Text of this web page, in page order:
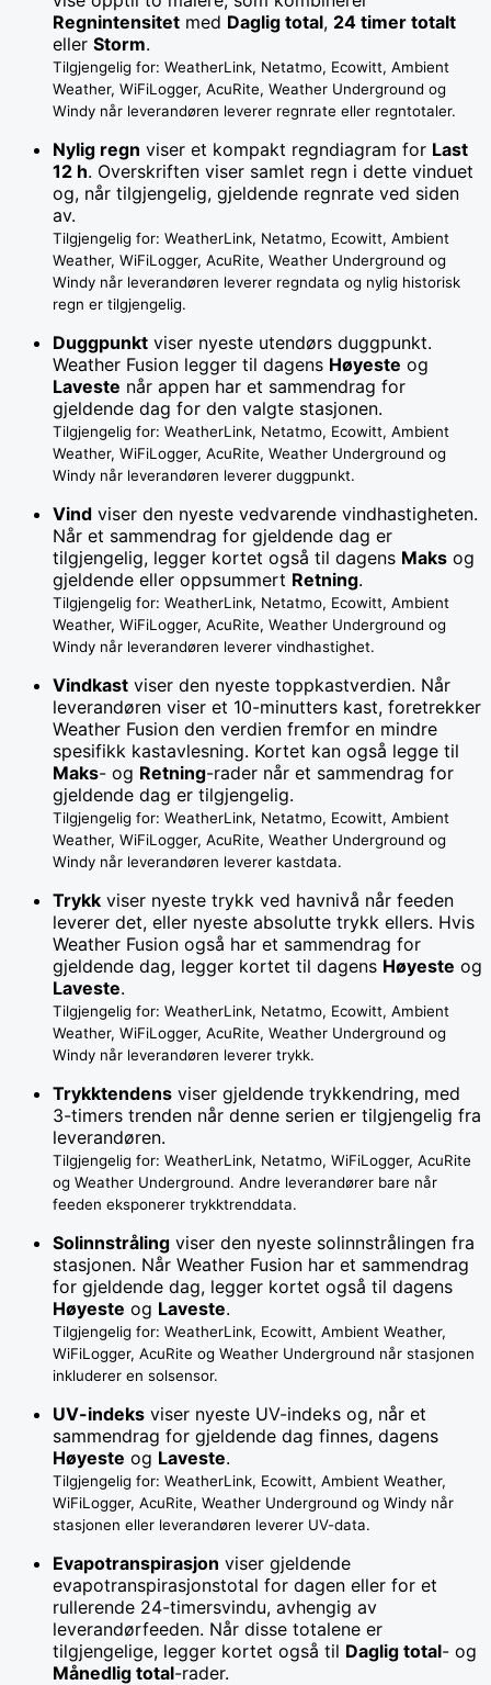
Regnintensitet med Daglig total, 24 timer totalt
eller Storm.
Tilgjengelig for: WeatherLink, Netatmo, Ecowitt, Ambient
Weather, WiFiLogger, AcuRite, Weather Underground og
Windy når leverandøren leverer regnrate eller regntotaler.
Nylig regn viser et kompakt regndiagram for Last
12 h. Overskriften viser samlet regn i dette vinduet
og, når tilgjengelig, gjeldende regnrate ved siden
av.
Tilgjengelig for: WeatherLink, Netatmo, Ecowitt, Ambient
Weather, WiFiLogger, AcuRite, Weather Underground og
Windy når leverandøren leverer regndata og nylig historisk
regn er tilgjengelig.
Duggpunkt viser nyeste utendørs duggpunkt.
Weather Fusion legger til dagens Høyeste og
Laveste når appen har et sammendrag for
gjeldende dag for den valgte stasjonen.
Tilgjengelig for: WeatherLink, Netatmo, Ecowitt, Ambient
Weather, WiFiLogger, AcuRite, Weather Underground og
Windy når leverandøren leverer duggpunkt.
Vind viser den nyeste vedvarende vindhastigheten.
Når et sammendrag for gjeldende dag er
tilgjengelig, legger kortet også til dagens Maks og
gjeldende eller oppsummert Retning.
Tilgjengelig for: WeatherLink, Netatmo, Ecowitt, Ambient
Weather, WiFiLogger, AcuRite, Weather Underground og
Windy når leverandøren leverer vindhastighet.
Vindkast viser den nyeste toppkastverdien. Når
leverandøren viser et 10-minutters kast, foretrekker
Weather Fusion den verdien fremfor en mindre
spesifikk kastavlesning. Kortet kan også legge til
Maks- og Retning-rader når et sammendrag for
gjeldende dag er tilgjengelig.
Tilgjengelig for: WeatherLink, Netatmo, Ecowitt, Ambient
Weather, WiFiLogger, AcuRite, Weather Underground og
Windy når leverandøren leverer kastdata.
Trykk viser nyeste trykk ved havnivå når feeden
leverer det, eller nyeste absolutte trykk ellers. Hvis
Weather Fusion også har et sammendrag for
gjeldende dag, legger kortet til dagens Høyeste og
Laveste.
Tilgjengelig for: WeatherLink, Netatmo, Ecowitt, Ambient
Weather, WiFiLogger, AcuRite, Weather Underground og
Windy når leverandøren leverer trykk.
Trykktendens viser gjeldende trykkendring, med
3-timers trenden når denne serien er tilgjengelig fra
leverandøren.
Tilgjengelig for: WeatherLink, Netatmo, WiFiLogger, AcuRite
og Weather Underground. Andre leverandører bare når
feeden eksponerer trykktrenddata.
Solinnstråling viser den nyeste solinnstrålingen fra
stasjonen. Når Weather Fusion har et sammendrag
for gjeldende dag, legger kortet også til dagens
Høyeste og Laveste.
Tilgjengelig for: WeatherLink, Ecowitt, Ambient Weather,
WiFiLogger, AcuRite og Weather Underground når stasjonen
inkluderer en solsensor.
UV-indeks viser nyeste UV-indeks og, når et
sammendrag for gjeldende dag finnes, dagens
Høyeste og Laveste.
Tilgjengelig for: WeatherLink, Ecowitt, Ambient Weather,
WiFiLogger, AcuRite, Weather Underground og Windy når
stasjonen eller leverandøren leverer UV-data.
Evapotranspirasjon viser gjeldende
evapotranspirasjonstotal for dagen eller for et
rullerende 24-timersvindu, avhengig av
leverandørfeeden. Når disse totalene er
tilgjengelige, legger kortet også til Daglig total- og
Månedlig total-rader.